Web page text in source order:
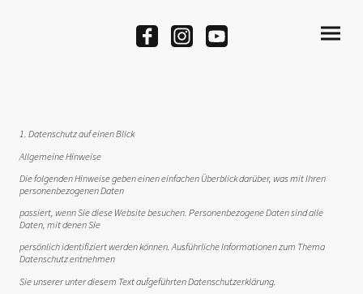
1. Datenschutz auf einen Blick
Allgemeine Hinweise
Die folgenden Hinweise geben einen einfachen Überblick darüber, was mit Ihren
personenbezogenen Daten
passiert, wenn Sie diese Website besuchen. Personenbezogene Daten sind alle
Daten, mit denen Sie
persönlich identifiziert werden können. Ausführliche Informationen zum Thema
Datenschutz entnehmen
Sie unserer unter diesem Text aufgeführten Datenschutzerklärung.